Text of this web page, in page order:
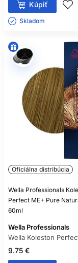
Kúpiť
Skladom ㅤ
Oficiálna distribúcia
Wella Professionals
Perfect ME+ Pure
60ml
Wella Professionals
Wella Koleston
9.75 €